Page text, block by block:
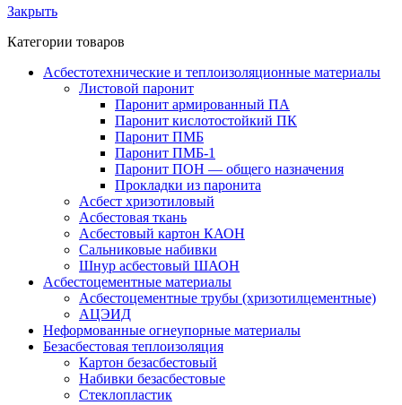
Закрыть
Категории товаров
Асбестотехнические и теплоизоляционные материалы
Листовой паронит
Паронит армированный ПА
Паронит кислотостойкий ПК
Паронит ПМБ
Паронит ПМБ-1
Паронит ПОН — общего назначения
Прокладки из паронита
Асбест хризотиловый
Асбестовая ткань
Асбестовый картон КАОН
Сальниковые набивки
Шнур асбестовый ШАОН
Асбестоцементные материалы
Асбестоцементные трубы (хризотилцементные)
АЦЭИД
Неформованные огнеупорные материалы
Безасбестовая теплоизоляция
Картон безасбестовый
Набивки безасбестовые
Стеклопластик